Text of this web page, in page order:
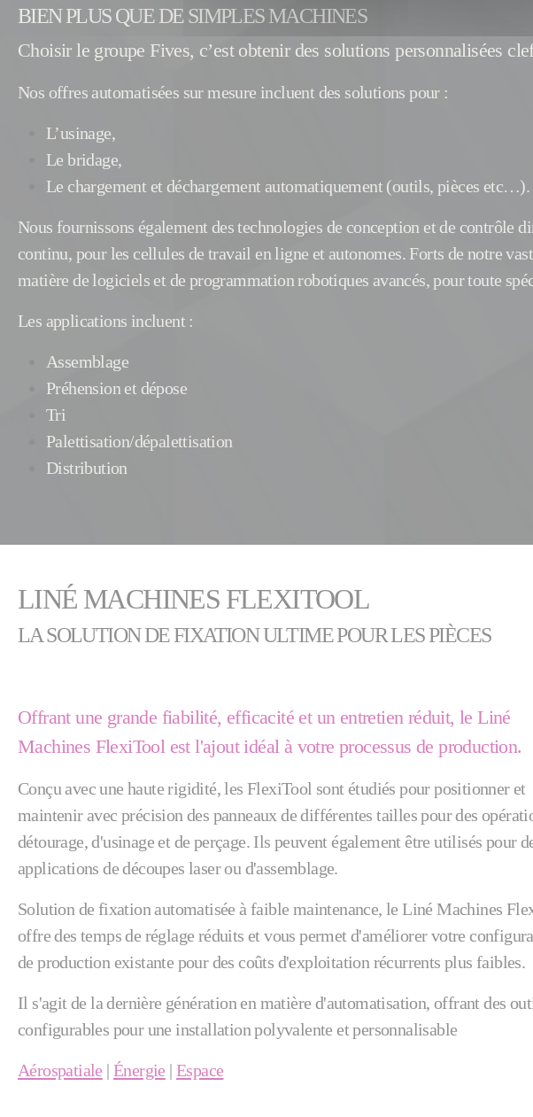
BIEN PLUS QUE DE SIMPLES MACHINES
Choisir le groupe Fives, c’est obtenir des solutions personnalisées
Nos offres automatisées sur mesure incluent des solutions pour :
L’usinage,
Le bridage,
Le chargement et déchargement automatiquement (outils, pièces etc…).
Nous fournissons également des technologies de conception et de contrôle
continu, pour les cellules de travail en ligne et autonomes. Forts de notre
matière de logiciels et de programmation robotiques avancés, pour toute
Les applications incluent :
Assemblage
Préhension et dépose
Tri
Palettisation/dépalettisation
Distribution
LINÉ MACHINES FLEXITOOL
LA SOLUTION DE FIXATION ULTIME POUR LES PIÈCES
Offrant une grande fiabilité, efficacité et un entretien réduit, le Liné
Machines FlexiTool est l'ajout idéal à votre processus de production.
Conçu avec une haute rigidité, les FlexiTool sont étudiés pour positionner et
maintenir avec précision des panneaux de différentes tailles pour des
détourage, d'usinage et de perçage. Ils peuvent également être utilisés pour
applications de découpes laser ou d'assemblage.
Solution de fixation automatisée à faible maintenance, le Liné Machines
offre des temps de réglage réduits et vous permet d'améliorer votre
de production existante pour des coûts d'exploitation récurrents plus faibles.
Il s'agit de la dernière génération en matière d'automatisation, offrant des
configurables pour une installation polyvalente et personnalisable
Aérospatiale |Énergie |Espace